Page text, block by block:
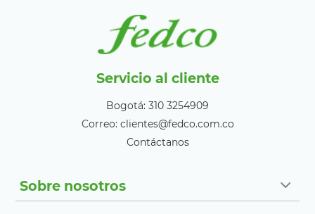
Servicio al cliente
Bogotá: 310 3254909
Correo: clientes@fedco.com.co
Contáctanos
Sobre nosotros